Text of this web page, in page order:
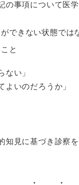
の事項について医
できない状態では
と
ない」
よいのだろうか」
知見に基づき診察